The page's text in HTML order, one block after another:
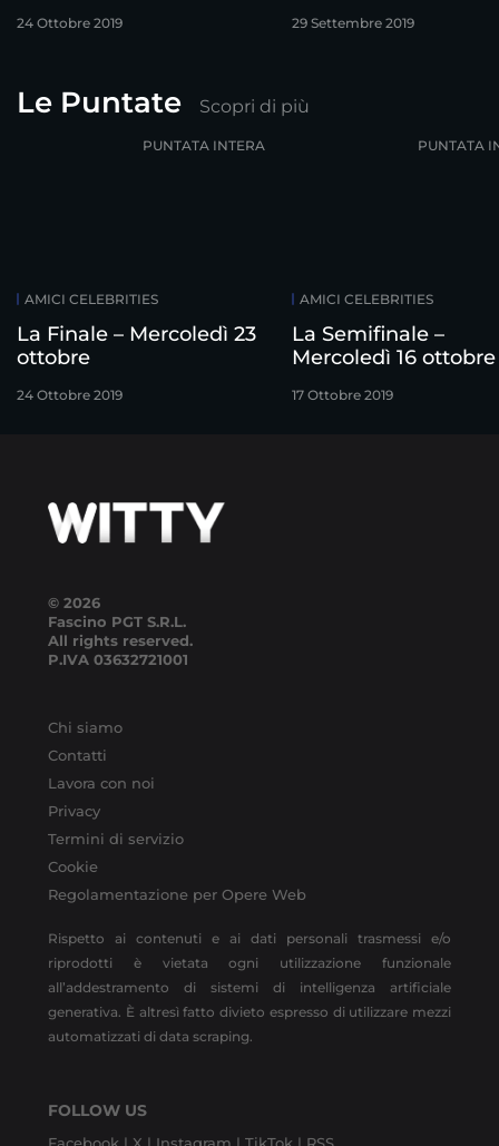
24 Ottobre 2019 29 Settembre 2019
Le Puntate Scopri di più
AMICI CELEBRITIES
La Finale – Mercoledì 23
ottobre
24 Ottobre 2019
PUNTATA INTERA
AMICI CELEBRITIES
La Semifinale –
Mercoledì 16 ottobre
17 Ottobre 2019
PUNTATA
© 2026
Fascino PGT S.R.L.
All rights reserved.
P.IVA 03632721001
Chi siamo
Contatti
Lavora con noi
Privacy
Termini di servizio
Cookie
Regolamentazione per Opere Web
Rispetto ai contenuti e ai dati personali trasmessi e/o
riprodotti è vietata ogni utilizzazione funzionale
all’addestramento di sistemi di intelligenza artificiale
generativa. È altresì fatto divieto espresso di utilizzare mezzi
automatizzati di data scraping.
FOLLOW US
Facebook | X | Instagram | TikTok | RSS